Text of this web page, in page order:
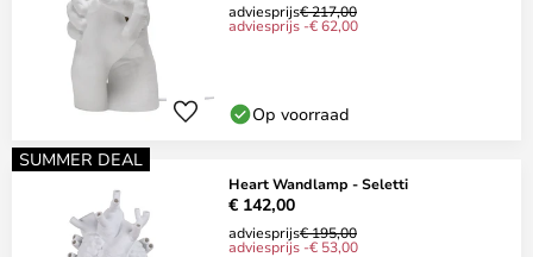
adviesprijs€ 217,00
adviesprijs -€ 62,00
Op voorraad
SUMMER DEAL
Heart Wandlamp - Seletti
€ 142,00
adviesprijs€ 195,00
adviesprijs -€ 53,00